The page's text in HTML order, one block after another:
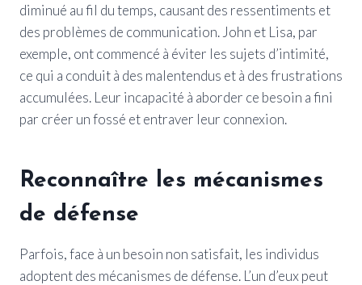
diminué au fil du temps, causant des ressentiments et
des problèmes de communication. John et Lisa, par
exemple, ont commencé à éviter les sujets d’intimité,
ce qui a conduit à des malentendus et à des frustrations
accumulées. Leur incapacité à aborder ce besoin a fini
par créer un fossé et entraver leur connexion.
Reconnaître les mécanismes
de défense
Parfois, face à un besoin non satisfait, les individus
adoptent des mécanismes de défense. L’un d’eux peut